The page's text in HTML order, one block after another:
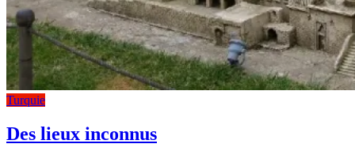
Turquie
Des lieux inconnus